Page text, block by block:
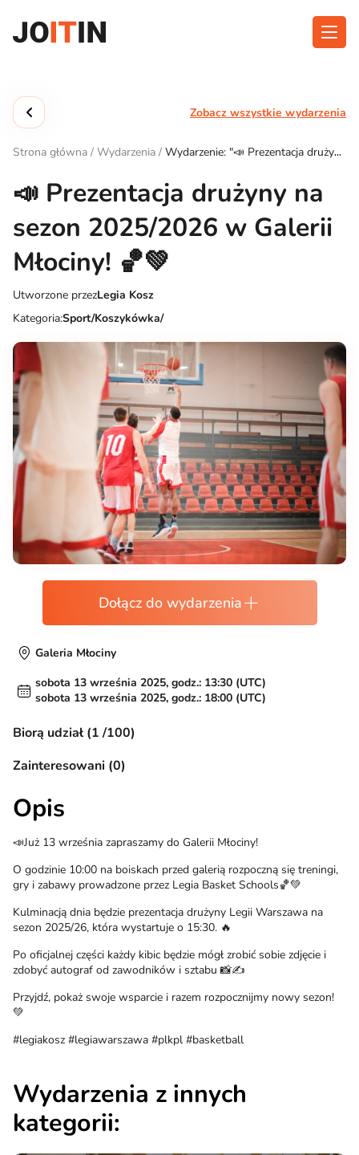
treści
Funkcjonalność
Kontakt
Pobierz aplikację:
Zobacz wszystkie wydarzenia
Strona główna / Wydarzenia / Wydarzenie: "📣 Prezentacja drużyny
📣 Prezentacja drużyny na
sezon 2025/2026 w Galerii
Młociny! 🏀💚
Utworzone przezLegia Kosz
Kategoria:Sport/Koszykówka/
Dołącz do wydarzenia
Galeria Młociny
sobota 13 września 2025, godz.: 13:30 (UTC)
sobota 13 września 2025, godz.: 18:00 (UTC)
Biorą udział (1 /100)
Zainteresowani (0)
Opis
📣Już 13 września zapraszamy do Galerii Młociny!
O godzinie 10:00 na boiskach przed galerią rozpoczną się treningi,
gry i zabawy prowadzone przez Legia Basket Schools🏀💚
Kulminacją dnia będzie prezentacja drużyny Legii Warszawa na
sezon 2025/26, która wystartuje o 15:30. 🔥
Po oficjalnej części każdy kibic będzie mógł zrobić sobie zdjęcie i
zdobyć autograf od zawodników i sztabu 📸✍️
Przyjdź, pokaż swoje wsparcie i razem rozpocznijmy nowy sezon!
💚
#legiakosz #legiawarszawa #plkpl #basketball
Wydarzenia z innych
kategorii: